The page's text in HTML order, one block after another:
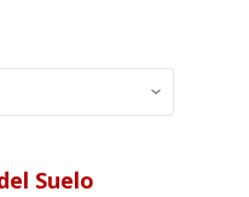
Suelo